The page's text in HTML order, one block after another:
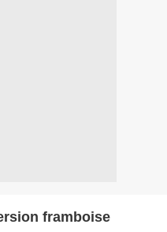
framboise